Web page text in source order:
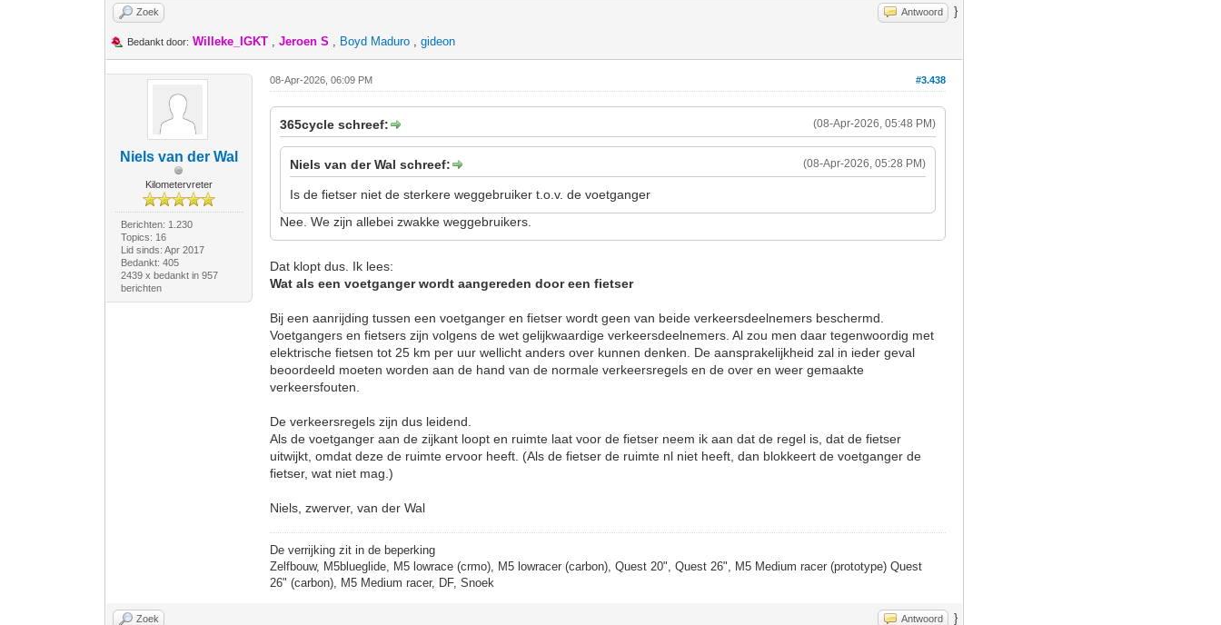
Zoek Antwoord }
Bedankt door: Willeke_IGKT ,Jeroen S , Boyd Maduro ,gideon
Niels van der Wal
Kilometervreter
Berichten: 1.230
Topics: 16
Lid sinds: Apr 2017
Bedankt: 405
2439 x bedankt in 957
berichten
#3.438
08-Apr-2026, 06:09 PM
(08-Apr-2026, 05:48 PM)
365cycle schreef:
(08-Apr-2026, 05:28 PM)
Niels van der Wal schreef:
Is de fietser niet de sterkere weggebruiker t.o.v. de voetganger
Nee. We zijn allebei zwakke weggebruikers.
Dat klopt dus. Ik lees:
Wat als een voetganger wordt aangereden door een fietser
Bij een aanrijding tussen een voetganger en fietser wordt geen van beide verkeersdeelnemers beschermd.
Voetgangers en fietsers zijn volgens de wet gelijkwaardige verkeersdeelnemers. Al zou men daar tegenwoordig met
elektrische fietsen tot 25 km per uur wellicht anders over kunnen denken. De aansprakelijkheid zal in ieder geval
beoordeeld moeten worden aan de hand van de normale verkeersregels en de over en weer gemaakte
verkeersfouten.
De verkeersregels zijn dus leidend.
Als de voetganger aan de zijkant loopt en ruimte laat voor de fietser neem ik aan dat de regel is, dat de fietser
uitwijkt, omdat deze de ruimte ervoor heeft. (Als de fietser de ruimte nl niet heeft, dan blokkeert de voetganger de
fietser, wat niet mag.)
Niels, zwerver, van der Wal
De verrijking zit in de beperking
Zelfbouw, M5blueglide, M5 lowrace (crmo), M5 lowracer (carbon), Quest 20", Quest 26", M5 Medium racer (prototype) Quest
26" (carbon), M5 Medium racer, DF, Snoek
Zoek Antwoord }